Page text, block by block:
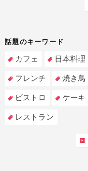
話題のキーワード
カフェ 日本料理
フレンチ 焼き鳥
ビストロ ケーキ
レストラン